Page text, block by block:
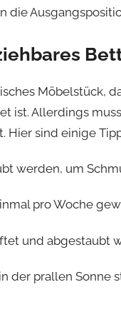
die
Möbelstück,
ist. Allerdings
sind einige
werden, um
pro Woche
und abgestaubt
der prallen Sonne